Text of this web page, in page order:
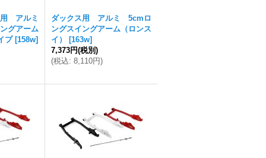
用 アルミ
グアーム
プ [158w]
ダックス用 アルミ 5cmロ
ングスイングアーム（ロンス
イ）
[163w]
7,373円(税別)
(税込: 8,110円)